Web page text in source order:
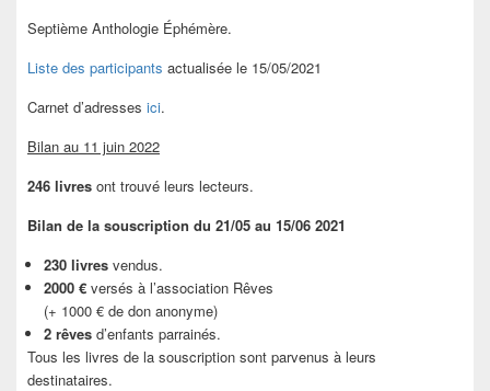
Septième Anthologie Éphémère.
Liste des participants actualisée le 15/05/2021
Carnet d’adresses ici.
Bilan au 11 juin 2022
246 livres ont trouvé leurs lecteurs.
Bilan de la souscription du 21/05 au 15/06 2021
230 livres vendus.
2000 € versés à l’association Rêves
(+ 1000 € de don anonyme)
2 rêves d’enfants parrainés.
Tous les livres de la souscription sont parvenus à leurs
destinataires.